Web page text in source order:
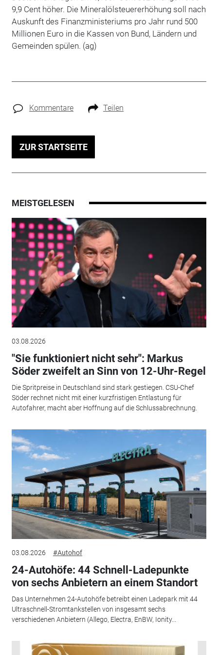
9,9 Cent höher. Die Mineralölsteuererhöhung soll nach
Auskunft des Finanzministeriums pro Jahr rund 500
Millionen Euro in die Kassen von Bund, Ländern und
Gemeinden spülen. (ag)
Kommentare Teilen
ZUR STARTSEITE
MEISTGELESEN
03.08.2026
"Sie funktioniert nicht sehr": Markus
Söder zweifelt an Sinn von 12-Uhr-Regel
Die Spritpreise in Deutschland sind stark gestiegen. CSU-Chef
Söder rechnet nicht mit einer kurzfristigen Entlastung für
Autofahrer, macht aber Hoffnung auf die Schlussabrechnung.
03.08.2026 #Autohof
24-Autohöfe: 44 Schnell-Ladepunkte
von sechs Anbietern an einem Standort
Das Unternehmen 24-Autohöfe betreibt einen Ladepark mit 44
Ultraschnell-Stromtankstellen von insgesamt sechs
verschiedenen Anbietern (Allego, Electra, EnBW, Ionity...